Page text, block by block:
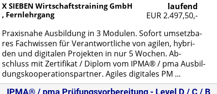
laufend
EUR 2.497,50,-
X SIEBEN Wirtschaftstraining GmbH
, Fernlehrgang
Pra­xis­na­he Aus­bil­dung in 3 Mo­du­len. So­fort um­setz­ba­
res Fach­wis­sen für Ver­ant­wort­li­che von agi­len, hy­bri­
den und di­gi­ta­len Pro­jek­ten in nur 5 Wo­chen. Ab­
schluss mit Zer­ti­fi­kat / Di­plom vom IP­MA® / pma Aus­bil­
dungs­ko­ope­ra­ti­ons­part­ner. Agi­les di­gi­ta­les PM ...
IPMA® / pma Prüfungsvorbereitung - Level D / C / B